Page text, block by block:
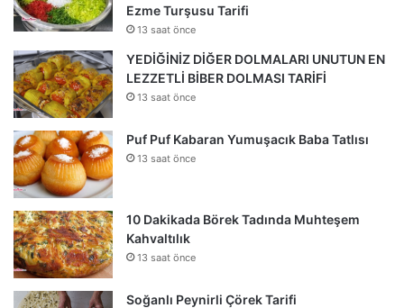
Ezme Turşusu Tarifi
13 saat önce
YEDİĞİNİZ DİĞER DOLMALARI UNUTUN EN
LEZZETLİ BİBER DOLMASI TARİFİ
13 saat önce
Puf Puf Kabaran Yumuşacık Baba Tatlısı
13 saat önce
10 Dakikada Börek Tadında Muhteşem
Kahvaltılık
13 saat önce
Soğanlı Peynirli Çörek Tarifi